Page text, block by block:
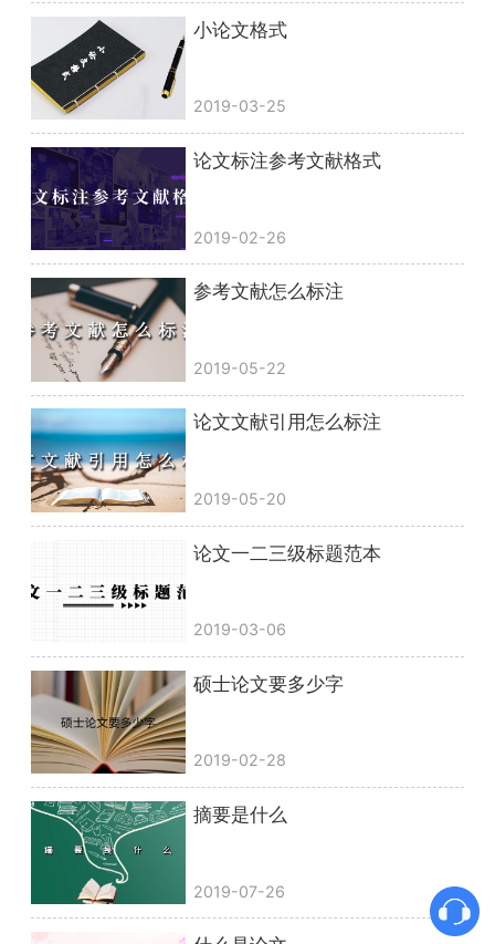
小论文格式
2019-03-25
论文标注参考文献格式
2019-02-26
参考文献怎么标注
2019-05-22
论文文献引用怎么标注
2019-05-20
论文一二三级标题范本
2019-03-06
硕士论文要多少字
2019-02-28
摘要是什么
2019-07-26